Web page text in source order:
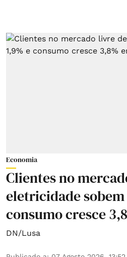
Economia
Clientes no
eletricidade sobem
consumo cresce
DN/Lusa